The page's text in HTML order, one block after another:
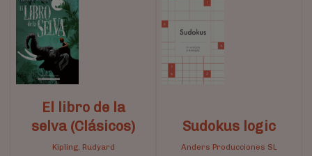
El libro de la
selva (Clásicos)
Kipling, Rudyard
Sudokus logic
Anders Producciones SL